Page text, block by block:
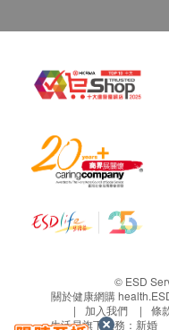
條款及細則
訂講１２公升或
金將於退回水樽時
保養:
水機提供 1 年保養
Touch提供12個
修服務。
保養期由收貨日期
© ESD
關於健康網購
加入我們
條
生活易旗下業務： 新婚